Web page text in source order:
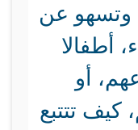
وتسهو عن
أطفالا
أو
تتتبع